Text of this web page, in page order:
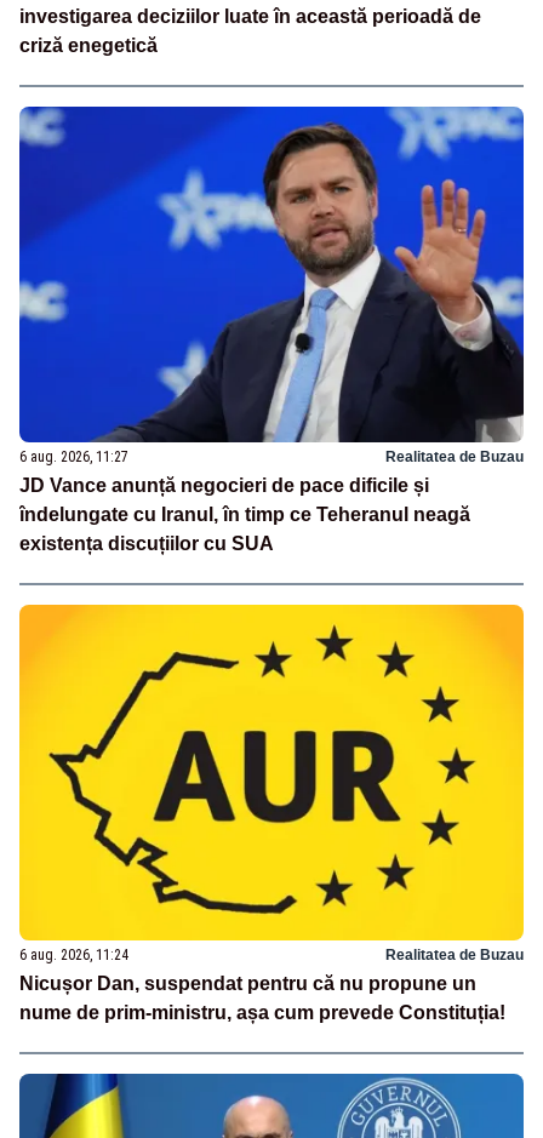
investigarea deciziilor luate în această perioadă de
criză enegetică
6 aug. 2026, 11:27 Realitatea de Buzau
JD Vance anunță negocieri de pace dificile și
îndelungate cu Iranul, în timp ce Teheranul neagă
existența discuțiilor cu SUA
6 aug. 2026, 11:24 Realitatea de Buzau
Nicușor Dan, suspendat pentru că nu propune un
nume de prim-ministru, așa cum prevede Constituția!